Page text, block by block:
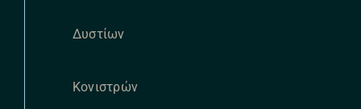
Δυστίων
Κονιστρών